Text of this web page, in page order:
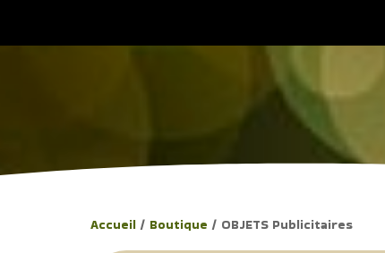
Accueil/ Boutique / OBJETS Publicitaires